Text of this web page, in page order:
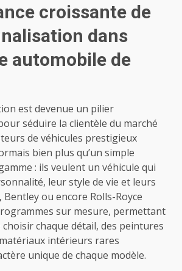
croissante de
dans
automobile de
est devenue un pilier
séduire la clientèle du marché
de véhicules prestigieux
bien plus qu’un simple
: ils veulent un véhicule qui
leur style de vie et leurs
Bentley ou encore Rolls-Royce
sur mesure, permettant
chaque détail, des peintures
intérieurs rares
unique de chaque modèle.